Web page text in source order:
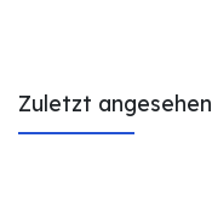
Zuletzt angesehen